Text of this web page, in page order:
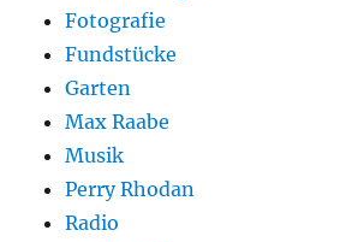
Fotografie
Fundstücke
Garten
Max Raabe
Musik
Perry Rhodan
Radio